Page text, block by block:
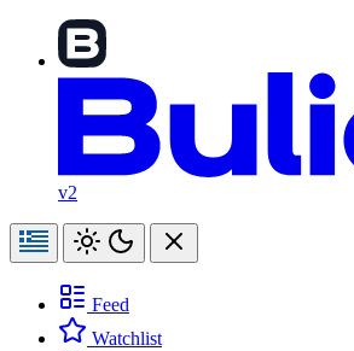
v2
Feed
Watchlist